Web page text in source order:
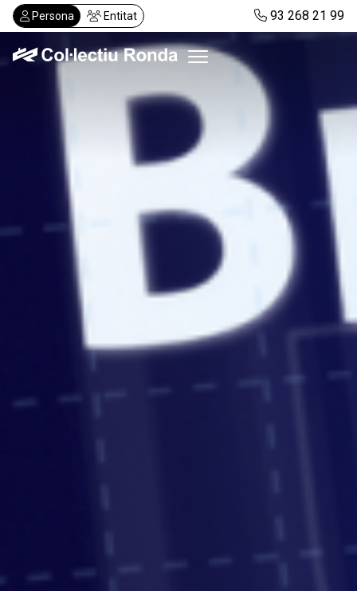
Vés
al
contingut
Persona Entitat 93 268 21 99
Col·lectiu Ronda
Actualitat
Despatxos
Demanar visita
Abonaments